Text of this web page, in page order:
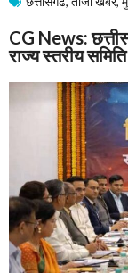
CG News:
राज्य स्तरीय